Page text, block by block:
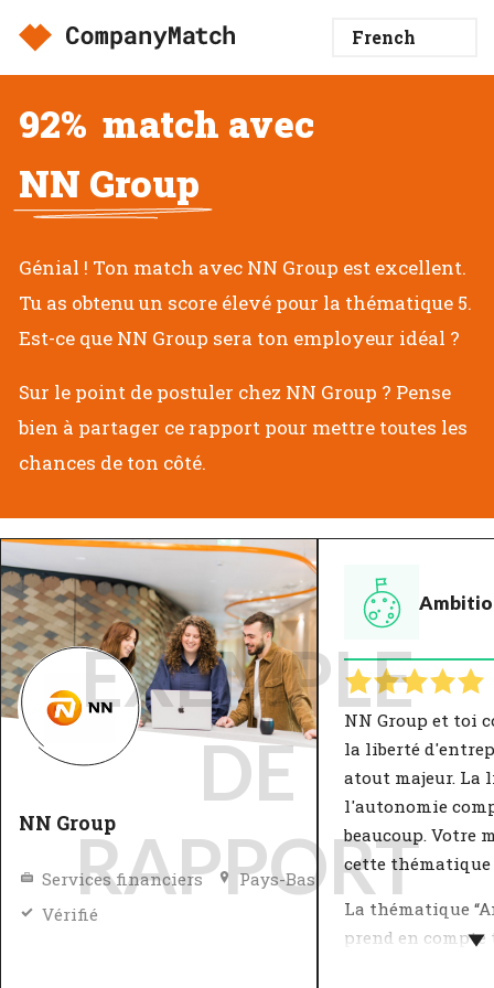
92% match avec
NN Group
Génial ! Ton match avec NN Group est excellent.
Tu as obtenu un score élevé pour la thématique 5.
Est-ce que NN Group sera ton employeur idéal ?
Sur le point de postuler chez NN Group ? Pense
bien à partager ce rapport pour mettre toutes les
chances de ton côté.
NN Group
Services financiers
Pays-Bas
Vérifié
NN Group et toi
la liberté
atout majeur. La
l'autonomie
beaucoup. Votre
cette
La thématique
prend en compte
EXEMPLE
DE
RAPPORT